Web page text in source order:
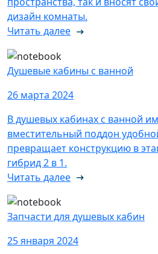
дизайн комнаты.
Читать далее
Душевые кабины с ванной
26 марта 2024
В душевых кабинах с ванной
вместительный поддон
превращает конструкцию в
гибрид 2 в 1.
Читать далее
Запчасти для душевых кабин
25 января 2024